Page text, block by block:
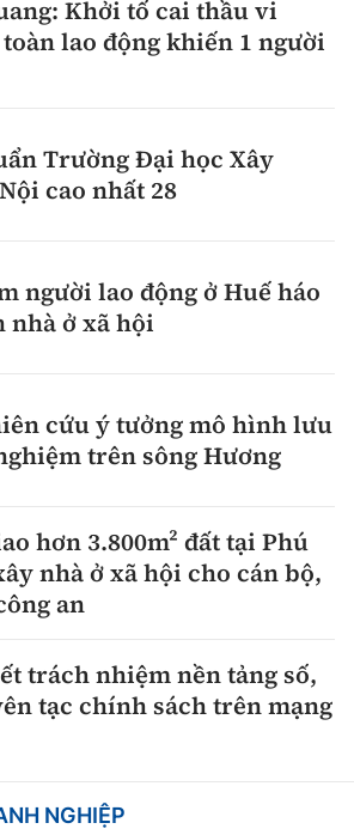
Khởi tố cai thầu vi
lao động khiến 1 người
Trường Đại học Xây
cao nhất 28
người lao động ở Huế háo
nhà ở xã hội
cứu ý tưởng mô hình lưu
trên sông Hương
hơn 3.800m² đất tại Phú
nhà ở xã hội cho cán bộ,
an
trách nhiệm nền tảng số,
tạc chính sách trên mạng
NGHIỆP